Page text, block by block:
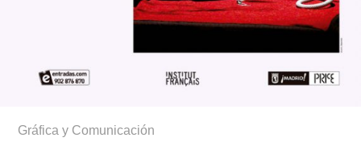
Gráfica y Comunicación